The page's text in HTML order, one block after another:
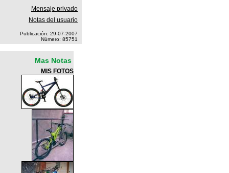
Mensaje privado
Notas del usuario
Publicación: 29-07-2007
Número: 85751
Mas Notas
MIS FOTOS